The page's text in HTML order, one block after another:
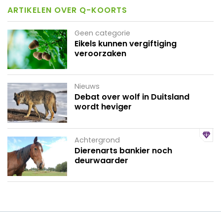
ARTIKELEN OVER Q-KOORTS
Geen categorie
Eikels kunnen vergiftiging
veroorzaken
Nieuws
Debat over wolf in Duitsland
wordt heviger
Achtergrond
Dierenarts bankier noch
deurwaarder